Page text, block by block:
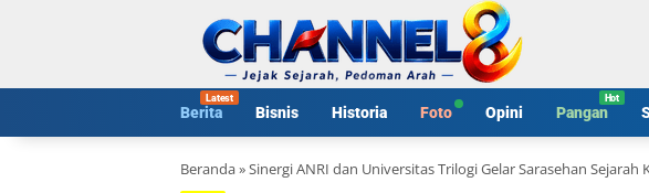
Berita Bisnis Historia Foto Opini Pangan
Beranda»Sinergi ANRI dan Universitas Trilogi Gelar Sarasehan